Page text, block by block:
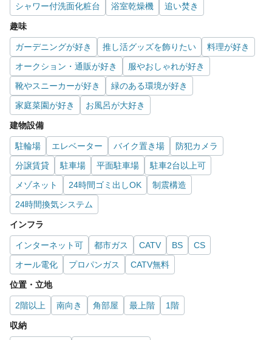
シャワー付洗面化粧台
浴室乾燥機 追い焚き
趣味
ガーデニングが好き 推し活グッズを飾りたい
料理が好き
オークション・通販が好き
服やおしゃれが好き
靴やスニーカーが好き
緑のある環境が好き
家庭菜園が好き
お風呂が大好き
建物設備
駐輪場 エレベーター バイク置き場
防犯カメラ
分譲賃貸
駐車場 平面駐車場
駐車2台以上可
メゾネット
24時間ゴミ出しOK
制震構造
24時間換気システム
インフラ
インターネット可 都市ガス CATV BS
CS
オール電化
プロパンガス CATV無料
位置・立地
2階以上 南向き 角部屋 最上階 1階
収納